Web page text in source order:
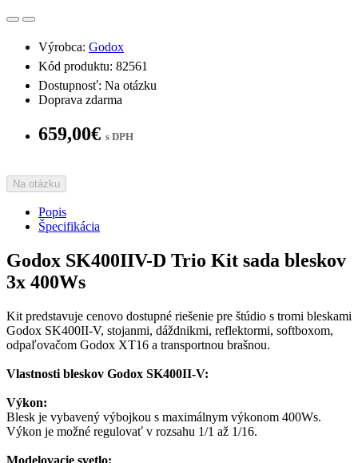
Výrobca: Godox
Kód produktu: 82561
Dostupnosť: Na otázku
Doprava zdarma
659,00€ s DPH
Na otázku
Popis
Špecifikácia
Godox SK400IIV-D Trio Kit sada bleskov
3x 400Ws
Kit predstavuje cenovo dostupné riešenie pre štúdio s tromi bleskami
Godox SK400II-V, stojanmi, dáždnikmi, reflektormi, softboxom,
odpaľovačom Godox XT16 a transportnou brašnou.
Vlastnosti bleskov Godox SK400II-V:
Výkon:
Blesk je vybavený výbojkou s maximálnym výkonom 400Ws.
Výkon je možné regulovať v rozsahu 1/1 až 1/16.
Modelovacie svetlo: